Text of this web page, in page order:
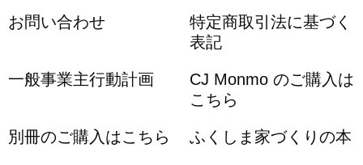
お問い合わせ
特定商取引法に基づく
表記
一般事業主行動計画
CJ Monmo のご購入は
こちら
別冊のご購入はこちら ふくしま家づくりの本